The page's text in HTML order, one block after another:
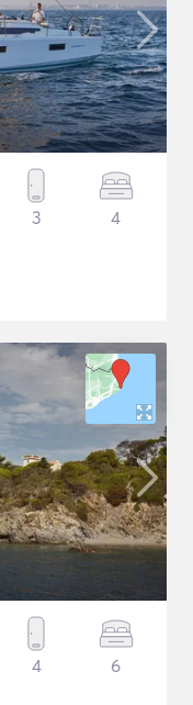
3 4
4 6